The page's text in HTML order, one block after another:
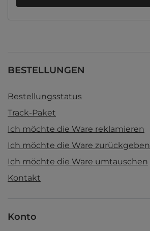
BESTELLUNGEN
Bestellungsstatus
Track-Paket
Ich möchte die Ware reklamieren
Ich möchte die Ware zurückgeben
Ich möchte die Ware umtauschen
Kontakt
Konto